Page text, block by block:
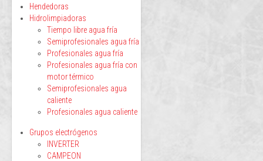
Hendedoras
Hidrolimpiadoras
Tiempo libre agua fría
Semiprofesionales agua fría
Profesionales agua fría
Profesionales agua fría con
motor térmico
Semiprofesionales agua
caliente
Profesionales agua caliente
Grupos electrógenos
INVERTER
CAMPEON